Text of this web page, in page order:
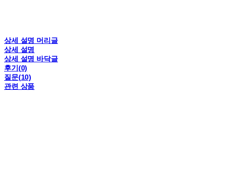
상세 설명 머리글
상세 설명
상세 설명 바닥글
후기(0)
질문(10)
관련 상품